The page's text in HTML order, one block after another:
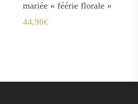
mariée « féérie florale »
44,90€